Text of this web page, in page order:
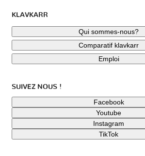
KLAVKARR
Qui sommes-nous?
Comparatif klavkarr
Emploi
SUIVEZ NOUS !
Facebook
Youtube
Instagram
TikTok